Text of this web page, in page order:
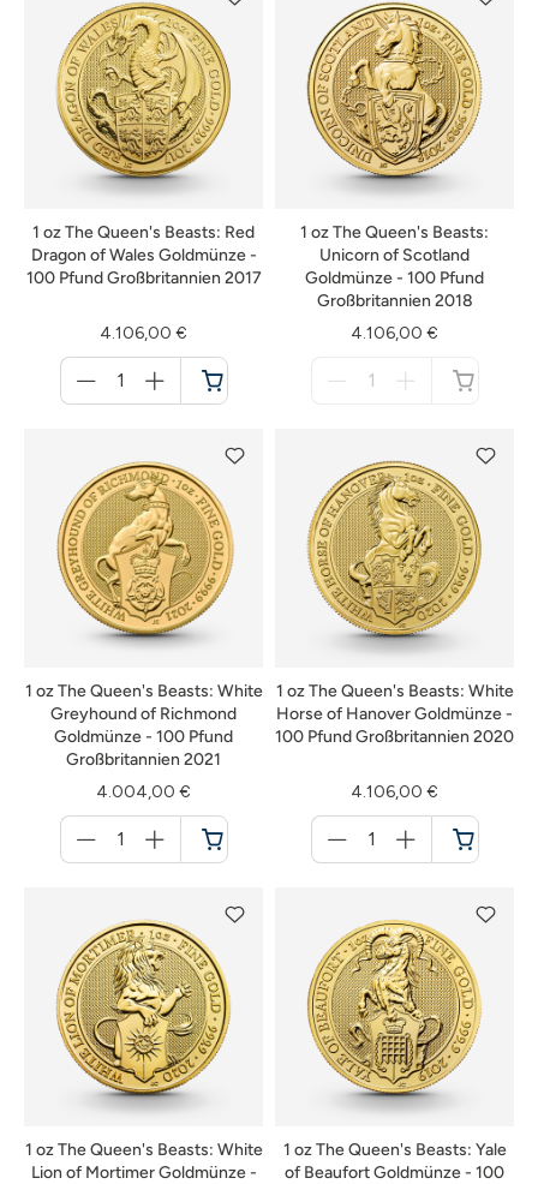
1 oz The Queen's Beasts: Red
Dragon of Wales Goldmünze -
100 Pfund Großbritannien 2017
4.106,00 €
für
Warenkorb
1 oz The Queen's Beasts:
Unicorn of Scotland
Goldmünze - 100 Pfund
Großbritannien 2018
4.106,00 €
1 oz The Queen's Beasts: White
Greyhound of Richmond
Goldmünze - 100 Pfund
Großbritannien 2021
4.004,00 €
für
Warenkorb
1 oz The Queen's Beasts: White
Horse of Hanover Goldmünze -
100 Pfund Großbritannien 2020
4.106,00 €
für
Warenkorb
1 oz The Queen's Beasts: White
Lion of Mortimer Goldmünze -
1 oz The Queen's Beasts: Yale
of Beaufort Goldmünze - 100